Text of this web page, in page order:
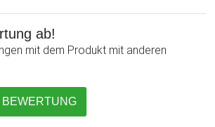
ab!
mit dem Produkt mit anderen